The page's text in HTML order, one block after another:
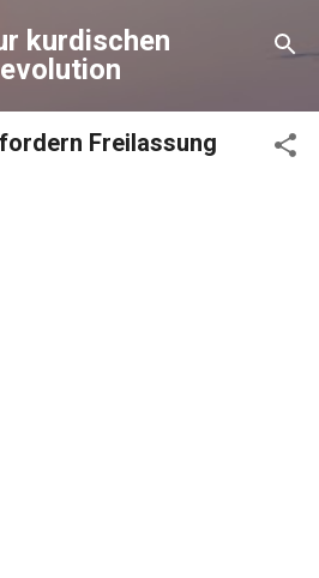
kurdischen
Freilassung